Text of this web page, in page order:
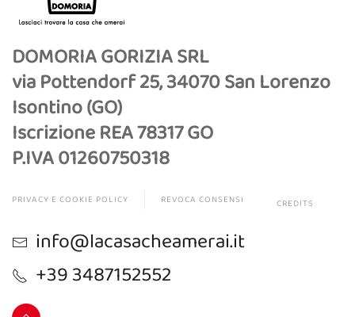
DOMORIA GORIZIA SRL
via Pottendorf 25, 34070 San Lorenzo
Isontino (GO)
Iscrizione REA 78317 GO
P.IVA 01260750318
PRIVACY E COOKIE POLICY REVOCA CONSENSI CREDITS
info@lacasacheamerai.it
+39 3487152552